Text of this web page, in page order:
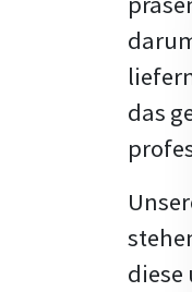
das
diese